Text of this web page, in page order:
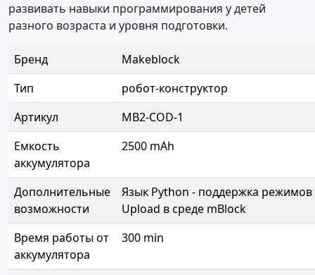
развивать навыки программирования у детей
разного возраста и уровня подготовки.
Бренд
Makeblock
Тип
робот-конструктор
Артикул
MB2-COD-1
Емкость
аккумулятора
2500 mAh
Дополнительные
возможности
Язык Python - поддержка режимов
Upload в среде mBlock
Время работы от
аккумулятора
300 min